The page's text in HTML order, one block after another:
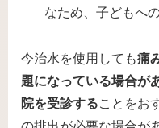
なため、子どもへ
今治水を使用しても痛
題になっている場合が
院を受診することをお